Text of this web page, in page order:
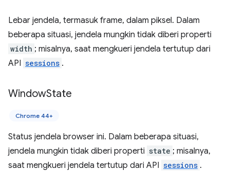
Lebar jendela, termasuk frame, dalam piksel. Dalam
beberapa situasi, jendela mungkin tidak diberi properti
width ; misalnya, saat mengkueri jendela tertutup dari
API sessions .
WindowState
Chrome 44+
Status jendela browser ini. Dalam beberapa situasi,
jendela mungkin tidak diberi properti state ; misalnya,
saat mengkueri jendela tertutup dari API sessions .